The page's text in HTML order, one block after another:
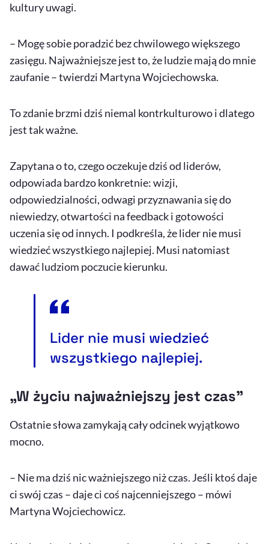
kultury uwagi.
– Mogę sobie poradzić bez chwilowego większego
zasięgu. Najważniejsze jest to, że ludzie mają do mnie
zaufanie – twierdzi Martyna Wojciechowska.
To zdanie brzmi dziś niemal kontrkulturowo i dlatego
jest tak ważne.
Zapytana o to, czego oczekuje dziś od liderów,
odpowiada bardzo konkretnie: wizji,
odpowiedzialności, odwagi przyznawania się do
niewiedzy, otwartości na feedback i gotowości
uczenia się od innych. I podkreśla, że lider nie musi
wiedzieć wszystkiego najlepiej. Musi natomiast
dawać ludziom poczucie kierunku.
Lider nie musi wiedzieć
wszystkiego najlepiej.
„W życiu najważniejszy jest czas”
Ostatnie słowa zamykają cały odcinek wyjątkowo
mocno.
– Nie ma dziś nic ważniejszego niż czas. Jeśli ktoś daje
ci swój czas – daje ci coś najcenniejszego – mówi
Martyna Wojciechowicz.